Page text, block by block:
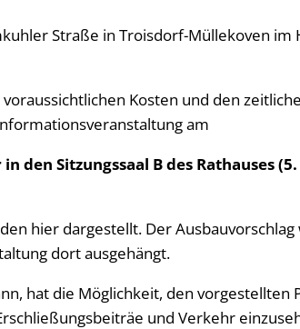
Straße in Troisdorf-Müllekoven im
Kosten und den
am
den Sitzungssaal B des Rathauses (5.
hier dargestellt. Der
dort ausgehängt.
hat die Möglichkeit, den vorgestellten
und Verkehr